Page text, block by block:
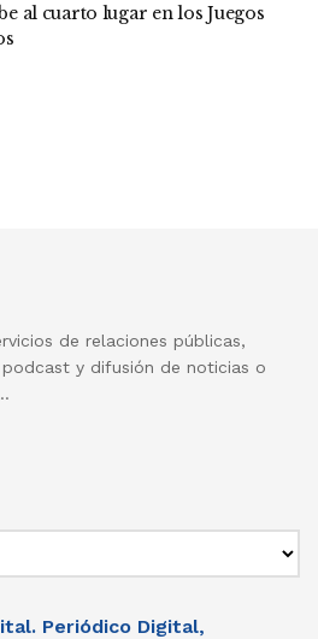
al cuarto lugar en los Juegos
de relaciones públicas,
y difusión de noticias o
Periódico Digital,